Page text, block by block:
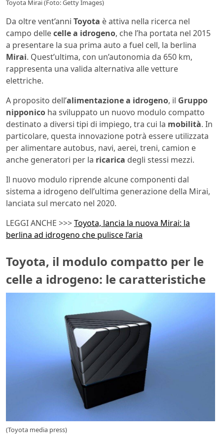
Toyota Mirai (Foto: Getty Images)
Da oltre vent’anni Toyota è attiva nella ricerca nel
campo dellecelle a idrogeno, che l’ha portata nel 2015
a presentare la sua prima auto a fuel cell, la berlina
Mirai. Quest’ultima, con un’autonomia da 650 km,
rappresenta una valida alternativa alle vetture
elettriche.
A proposito dell’alimentazione a idrogeno, il Gruppo
nipponico ha sviluppato un nuovo modulo compatto
destinato a diversi tipi di impiego, tra cui la mobilità. In
particolare, questa innovazione potrà essere utilizzata
per alimentare autobus, navi, aerei, treni, camion e
anche generatori per la ricarica degli stessi mezzi.
Il nuovo modulo riprende alcune componenti dal
sistema a idrogeno dell’ultima generazione della Mirai,
lanciata sul mercato nel 2020.
LEGGI ANCHE >>>Toyota, lancia la nuova Mirai: la
berlina ad idrogeno che pulisce l’aria
Toyota, il modulo compatto per le
celle a idrogeno: le caratteristiche
(Toyota media press)